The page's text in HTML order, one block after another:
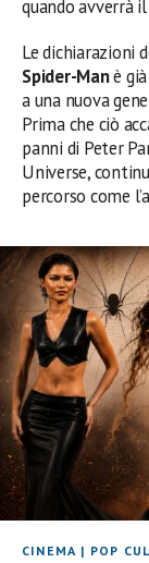
quando avverrà
Le dichiarazioni
Spider-Manè
a una nuova
Prima che ciò
panni di Peter
Universe,
percorso come
CINEMA | POP